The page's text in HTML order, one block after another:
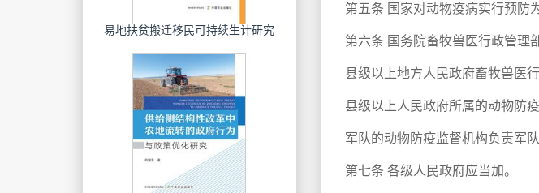
第五条 国家对动物疫病实行预防
第六条 国务院畜牧兽医行政管理
县级以上地方人民政府畜牧兽医
县级以上人民政府所属的动物防
军队的动物防疫监督机构负责军
第七条 各级人民政府应当加。
易地扶贫搬迁移民可持续生计研究